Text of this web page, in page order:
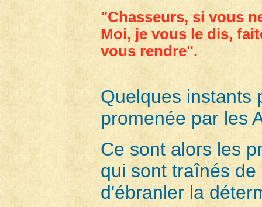
"Chasseurs, si vous
Moi, je vous le dis,
vous rendre".
Quelques instants
promenée par les
Ce sont alors les
qui sont traînés
d'ébranler la